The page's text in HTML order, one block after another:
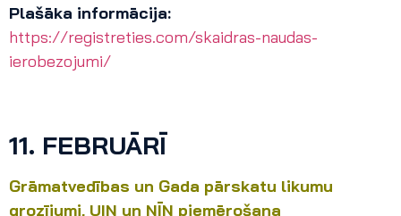
Plašāka informācija:
https://registreties.com/skaidras-naudas-
ierobezojumi/
11. FEBRUĀRĪ
Grāmatvedības un Gada pārskatu likumu
grozījumi, UIN un NĪN piemērošana